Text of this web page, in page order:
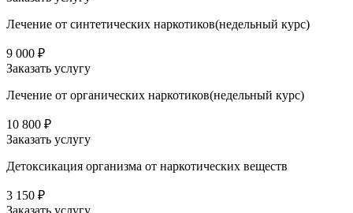
Лечение от синтетических наркотиков(недельный курс)
9 000 ₽
Заказать услугу
Лечение от органических наркотиков(недельный курс)
10 800 ₽
Заказать услугу
Детоксикация организма от наркотических веществ
3 150 ₽